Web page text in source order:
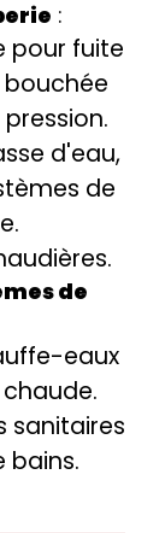
:
pour fuite
d'eau,
de
de
eaux
sanitaires
bains.